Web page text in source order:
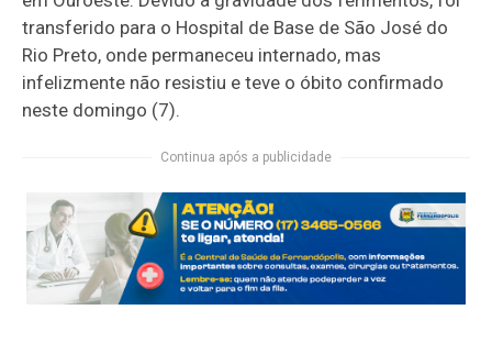
transferido para o Hospital de Base de São José do
Rio Preto, onde permaneceu internado, mas
infelizmente não resistiu e teve o óbito confirmado
neste domingo (7).
Continua após a publicidade